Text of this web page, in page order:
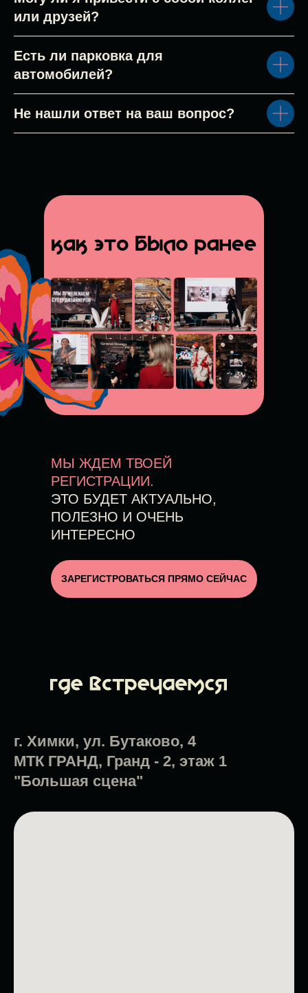
или друзей?
Есть ли парковка для
автомобилей?
Не нашли ответ на ваш вопрос?
МЫ ЖДЕ М ТВОЕЙ
РЕГИСТРАЦИИ.
ЭТО БУДЕТ АКТУАЛЬНО,
ПОЛЕЗНО И ОЧЕНЬ
ИНТЕРЕСНО
ЗАРЕГИСТРОВАТЬСЯ ПРЯМО СЕЙЧАС
г. Химки, ул. Бутаково, 4
МТК ГРАНД, Гранд - 2, этаж 1
"Большая сцена"